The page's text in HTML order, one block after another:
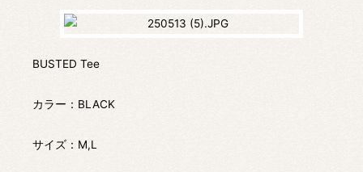
BUSTED Tee
カラー：BLACK
サイズ：M,L